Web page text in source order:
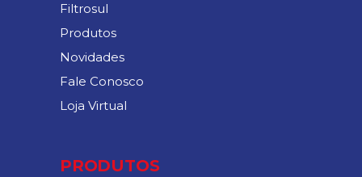
Filtrosul
Produtos
Novidades
Fale Conosco
Loja Virtual
PRODUTOS